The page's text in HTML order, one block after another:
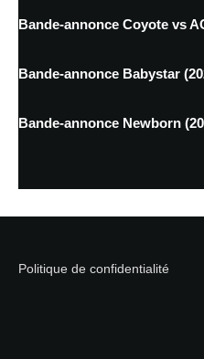
Bande-annonce Coyote vs
Bande-annonce Babystar
Bande-annonce Newborn
Politique de confidentialité